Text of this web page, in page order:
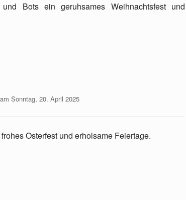
Bots ein geruhsames Weihnachtsfest und
am Sonntag, 20. April 2025
Osterfest und erholsame Feiertage.